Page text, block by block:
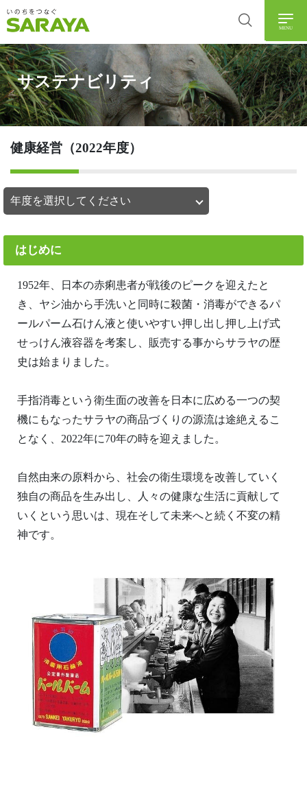
MENU
サステナビリティ
健康経営（2022年度）
はじめに
1952年、日本の赤痢患者が戦後のピークを迎えたと
き、ヤシ油から手洗いと同時に殺菌・消毒ができるパ
ールパーム石けん液と使いやすい押し出し押し上げ式
せっけん液容器を考案し、販売する事からサラヤの歴
史は始まりました。
手指消毒という衛生面の改善を日本に広める一つの契
機にもなったサラヤの商品づくりの源流は途絶えるこ
となく、2022年に70年の時を迎えました。
自然由来の原料から、社会の衛生環境を改善していく
独自の商品を生み出し、人々の健康な生活に貢献して
いくという思いは、現在そして未来へと続く不変の精
神です。